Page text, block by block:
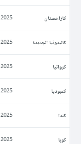
كازاخستان 2025
كاليدونيا الجديدة 2025
كرواتيا 2025
كمبوديا 2025
كندا 2025
كوبا 2025